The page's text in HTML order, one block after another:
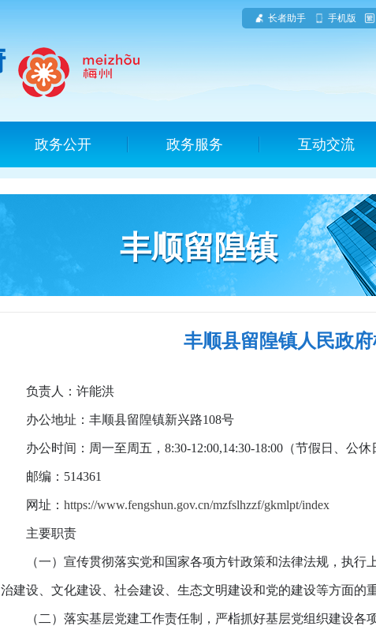
长者助手 手机版
政务公开 政务服务 互动交流
丰顺留隍镇
丰顺县留隍镇人民政
负责人：许能洪
办公地址：丰顺县留隍镇新兴路108号
办公时间：周一至周五，8:30-12:00,14:30-18:00（节假日、公休
邮编：514361
网址： https://www.fengshun.gov.cn/mzfslhzzf/gkmlpt/index
主要职责
（一）宣传贯彻落实党和国家各项方针政策和法律法规，执行
治建设、文化建设、社会建设、生态文明建设和党的建设等方面的
（二）落实基层党建工作责任制，严栺抓好基层党组织建设各